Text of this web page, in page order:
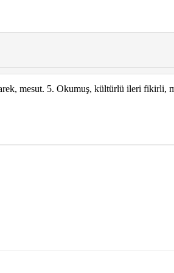
mesut. 5. Okumuş, kültürlü ileri fikirli,